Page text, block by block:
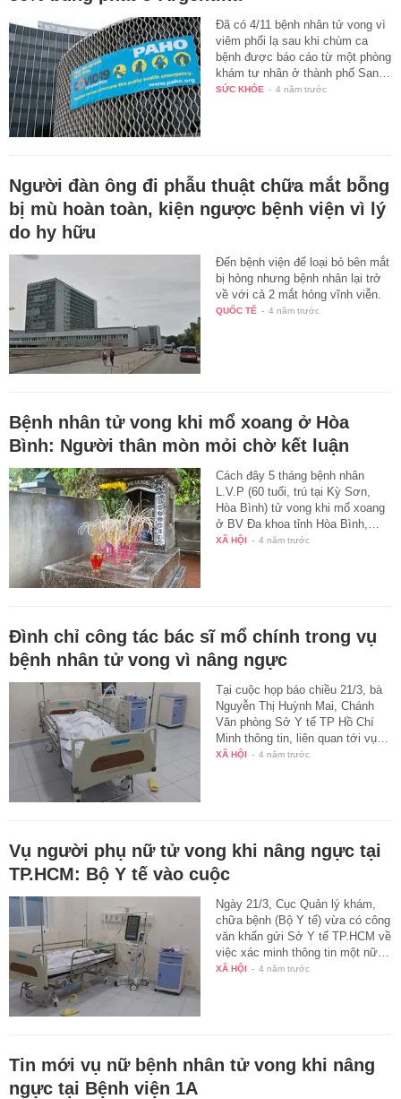
Đã có 4/11 bệnh nhân tử vong vì
viêm phổi lạ sau khi chùm ca
bệnh được báo cáo từ một phòng
khám tư nhân ở thành phố San…
SỨC KHỎE - 4 năm trước
Người đàn ông đi phẫu thuật chữa mắt bỗng
bị mù hoàn toàn, kiện ngược bệnh viện vì lý
do hy hữu
Đến bệnh viện để loại bỏ bên mắt
bị hỏng nhưng bệnh nhân lại trở
về với cả 2 mắt hỏng vĩnh viễn.
QUỐC TẾ - 4 năm trước
Bệnh nhân tử vong khi mổ xoang ở Hòa
Bình: Người thân mòn mỏi chờ kết luận
Cách đây 5 tháng bệnh nhân
L.V.P (60 tuổi, trú tại Kỳ Sơn,
Hòa Bình) tử vong khi mổ xoang
ở BV Đa khoa tỉnh Hòa Bình,…
XÃ HỘI - 4 năm trước
Đình chỉ công tác bác sĩ mổ chính trong vụ
bệnh nhân tử vong vì nâng ngực
Tại cuộc họp báo chiều 21/3, bà
Nguyễn Thị Huỳnh Mai, Chánh
Văn phòng Sở Y tế TP Hồ Chí
Minh thông tin, liên quan tới vụ…
XÃ HỘI - 4 năm trước
Vụ người phụ nữ tử vong khi nâng ngực tại
TP.HCM: Bộ Y tế vào cuộc
Ngày 21/3, Cục Quản lý khám,
chữa bệnh (Bộ Y tế) vừa có công
văn khẩn gửi Sở Y tế TP.HCM về
việc xác minh thông tin một nữ…
XÃ HỘI - 4 năm trước
Tin mới vụ nữ bệnh nhân tử vong khi nâng
ngực tại Bệnh viện 1A